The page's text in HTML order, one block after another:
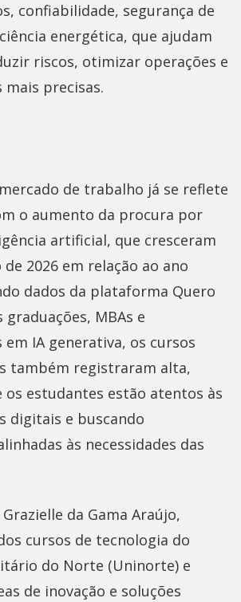
confiabilidade, segurança de
energética, que ajudam
riscos, otimizar operações e
precisas.
de trabalho já se reflete
o aumento da procura por
artificial, que cresceram
2026 em relação ao ano
dados da plataforma Quero
graduações, MBAs e
em IA generativa, os cursos
também registraram alta,
os estudantes estão atentos às
digitais e buscando
às necessidades das
da Gama Araújo,
cursos de tecnologia do
do Norte (Uninorte) e
de inovação e soluções